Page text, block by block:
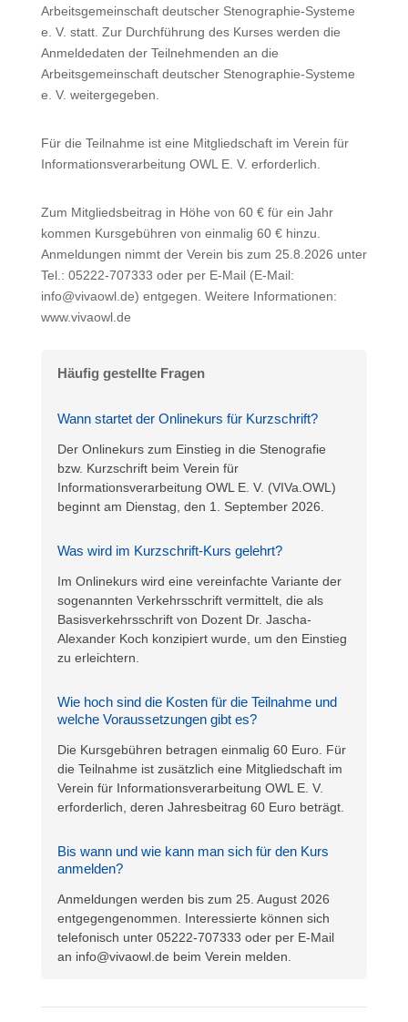
Arbeitsgemeinschaft deutscher Stenographie-Systeme
e. V. statt. Zur Durchführung des Kurses werden die
Anmeldedaten der Teilnehmenden an die
Arbeitsgemeinschaft deutscher Stenographie-Systeme
e. V. weitergegeben.
Für die Teilnahme ist eine Mitgliedschaft im Verein für
Informationsverarbeitung OWL E. V. erforderlich.
Zum Mitgliedsbeitrag in Höhe von 60 € für ein Jahr
kommen Kursgebühren von einmalig 60 € hinzu.
Anmeldungen nimmt der Verein bis zum 25.8.2026 unter
Tel.: 05222-707333 oder per E-Mail (E-Mail:
info@vivaowl.de) entgegen. Weitere Informationen:
www.vivaowl.de
Häufig gestellte Fragen
Wann startet der Onlinekurs für Kurzschrift?
Der Onlinekurs zum Einstieg in die Stenografie
bzw. Kurzschrift beim Verein für
Informationsverarbeitung OWL E. V. (VIVa.OWL)
beginnt am Dienstag, den 1. September 2026.
Was wird im Kurzschrift-Kurs gelehrt?
Im Onlinekurs wird eine vereinfachte Variante der
sogenannten Verkehrsschrift vermittelt, die als
Basisverkehrsschrift von Dozent Dr. Jascha-
Alexander Koch konzipiert wurde, um den Einstieg
zu erleichtern.
Wie hoch sind die Kosten für die Teilnahme und
welche Voraussetzungen gibt es?
Die Kursgebühren betragen einmalig 60 Euro. Für
die Teilnahme ist zusätzlich eine Mitgliedschaft im
Verein für Informationsverarbeitung OWL E. V.
erforderlich, deren Jahresbeitrag 60 Euro beträgt.
Bis wann und wie kann man sich für den Kurs
anmelden?
Anmeldungen werden bis zum 25. August 2026
entgegengenommen. Interessierte können sich
telefonisch unter 05222-707333 oder per E-Mail
an info@vivaowl.de beim Verein melden.